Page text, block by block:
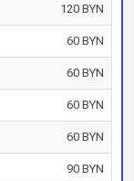
120 BYN
60 BYN
60 BYN
60 BYN
60 BYN
90 BYN